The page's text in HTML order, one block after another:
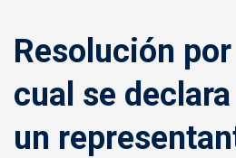
Resolución
cual se
un